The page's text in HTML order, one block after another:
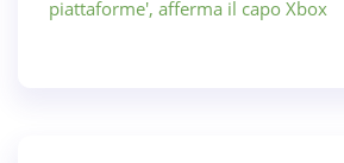
piattaforme', afferma il capo Xbox